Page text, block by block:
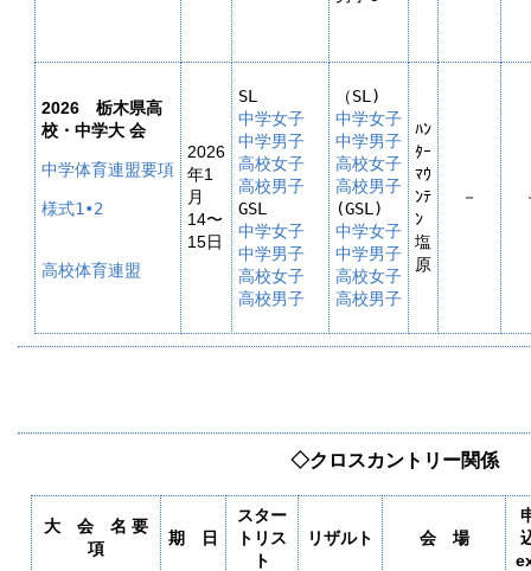
2026 栃木県高
校・中学大 会
中学体育連盟要項
様式1•2
高校体育連盟
2026
年1
月
14〜
15日
中学女子
中学男子
高校女子
高校男子
中学女子
中学男子
高校女子
中学女子
中学男子
高校女子
高校男子
中学女子
中学男子
高校女子
高校男子
ﾊﾝ
ﾀｰ
ﾏｳ
ﾝﾃ
ﾝ
塩
原
－
◇クロスカントリー関係
大 会 名 要
項
期 日
スター
トリス
ト
リザルト 会 場